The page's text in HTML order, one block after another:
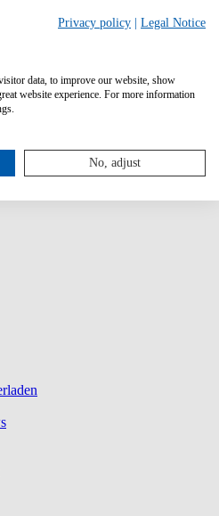
Privacy policy Legal Notice
data, to improve our website, show
website experience. For more information
No, adjust